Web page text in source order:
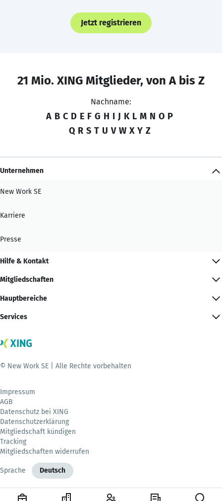
Jetzt registrieren
21 Mio. XING Mitglieder, von A bis Z
Nachname:
A B C D E F G H I J K L M N O P
Q R S T U V W X Y Z
Unternehmen
New Work SE
Karriere
Presse
Hilfe & Kontakt
Mitgliedschaften
Hauptbereiche
Services
© New Work SE | Alle Rechte vorbehalten
Impressum
AGB
Datenschutz bei XING
Datenschutzerklärung
Mitgliedschaft kündigen
Tracking
Mitgliedschaften widerrufen
Sprache Deutsch